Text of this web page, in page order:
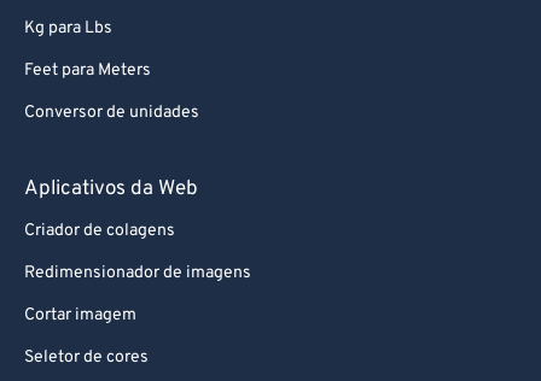
Kg para Lbs
Feet para Meters
Conversor de unidades
Aplicativos da Web
Criador de colagens
Redimensionador de imagens
Cortar imagem
Seletor de cores